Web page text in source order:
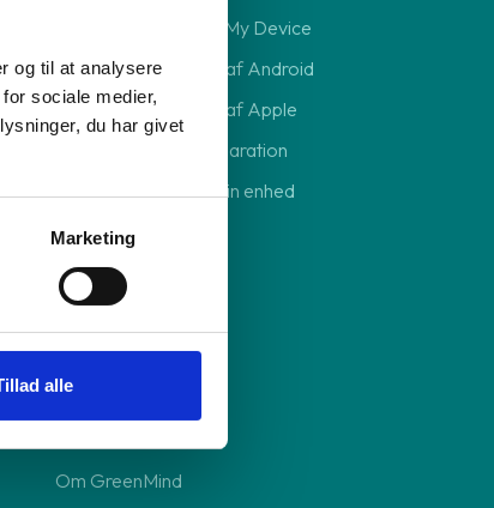
og til at analysere
sociale medier,
du har givet
Marketing
alle
Deaktivering af Find My Device
Sikkerhedskopiering af Android
Sikkerhedskopiering af Apple
Send din enhed til reparation
Forebyg skader på din enhed
Om GreenMind
Bedre for miljøet
Om GreenMind